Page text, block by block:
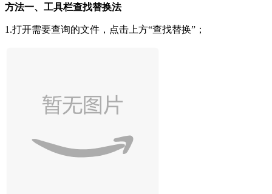
方法一、工具栏查找替换法
1.打开需要查询的文件，点击上方“查找替换”；